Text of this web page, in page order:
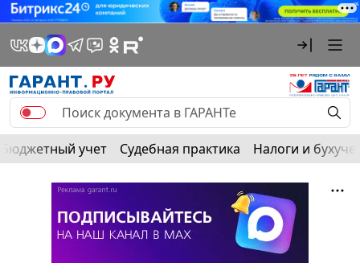
Бюджетный учет Судебная практика Налоги и